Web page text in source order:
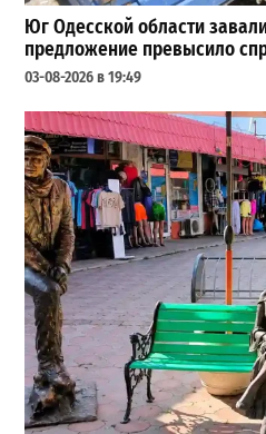
Юг Одесской области
предложение превысило
03-08-2026 в 19:49